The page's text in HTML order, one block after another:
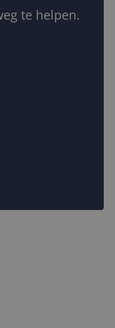
te helpen.